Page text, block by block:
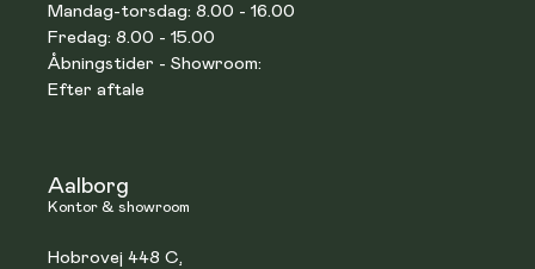
Mandag-torsdag: 8.00 - 16.00
Fredag: 8.00 - 15.00
Åbningstider - Showroom:
Efter aftale
Aalborg
Kontor & showroom
Hobrovej 448 C,